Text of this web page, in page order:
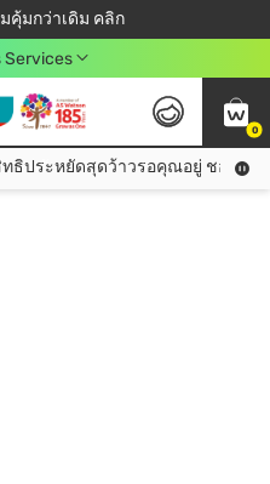
คุ้มกว่าเดิม คลิก
ลดเพิ่มจุก ๆ 10%! 🎉
มื่อชอป 499฿
คลับดียังไง?
Services
0
มีบัตรสมาชิกวัตสัน คลับรึยัง? สิทธิประหยัดสุดว้าวรอคุณอยู่ ชอปคุ้มกว่าเดิม คลิก!
ธิประหยัดสุดว้าวรอคุณอยู่ ชอปคุ้มก